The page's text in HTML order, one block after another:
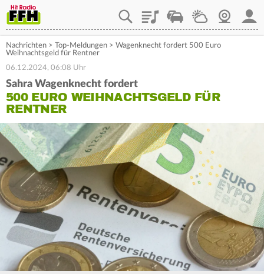
PlaylistStaupilotWetterWebcam
Nachrichten > Top-Meldungen > Wagenknecht fordert 500 Euro
Weihnachtsgeld für Rentner
06.12.2024, 06:08 Uhr
Sahra Wagenknecht fordert
500 EURO WEIHNACHTSGELD FÜR
RENTNER